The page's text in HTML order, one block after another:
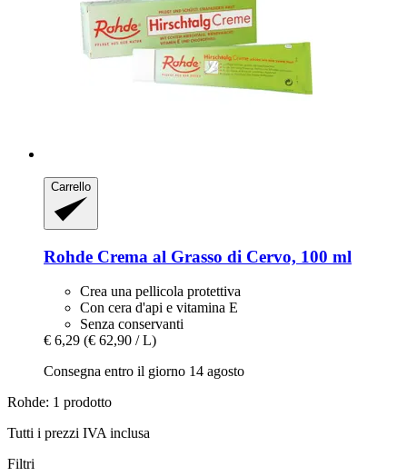
Carrello
Rohde Crema al Grasso di Cervo, 100 ml
Crea una pellicola protettiva
Con cera d'api e vitamina E
Senza conservanti
€ 6,29 (€ 62,90 / L)
Consegna entro il giorno 14 agosto
Rohde: 1 prodotto
Tutti i prezzi IVA inclusa
Filtri